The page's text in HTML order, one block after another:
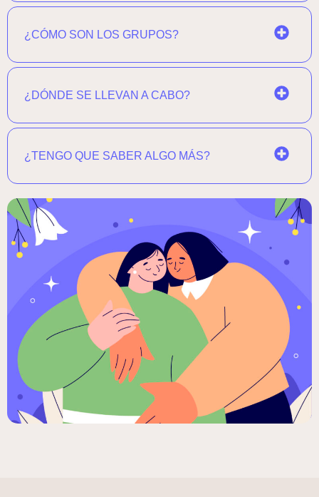
¿CÓMO SON LOS GRUPOS?
¿DÓNDE SE LLEVAN A CABO?
¿TENGO QUE SABER ALGO MÁS?